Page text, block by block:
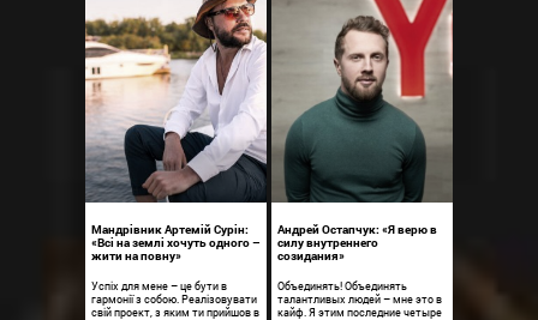
Mандрівник Артемій Сурін:
«Всі на землі хочуть одного –
жити на повну»
Успіх для мене – це бути в
гармонії з собою. Реалізовувати
свій проект, з яким ти прийшов в
Андрей Остапчук: «Я верю в
силу внутреннего
созидания»
Объединять! Объединять
талантливых людей – мне это в
кайф. Я этим последние четыре